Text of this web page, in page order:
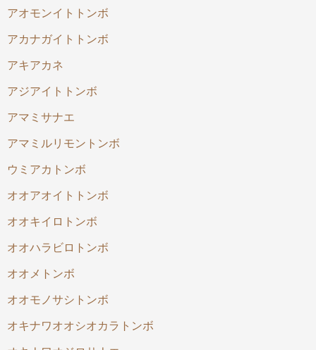
アオモンイトトンボ
アカナガイトトンボ
アキアカネ
アジアイトトンボ
アマミサナエ
アマミルリモントンボ
ウミアカトンボ
オオアオイトトンボ
オオキイロトンボ
オオハラビロトンボ
オオメトンボ
オオモノサシトンボ
オキナワオオシオカラトンボ